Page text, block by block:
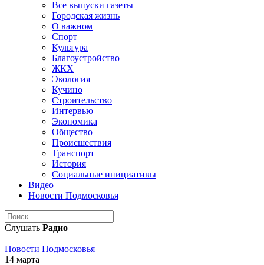
Все выпуски газеты
Городская жизнь
О важном
Спорт
Культура
Благоустройство
ЖКХ
Экология
Кучино
Строительство
Интервью
Экономика
Общество
Происшествия
Транспорт
История
Социальные инициативы
Видео
Новости Подмосковья
Слушать Радио
Новости Подмосковья
14 марта